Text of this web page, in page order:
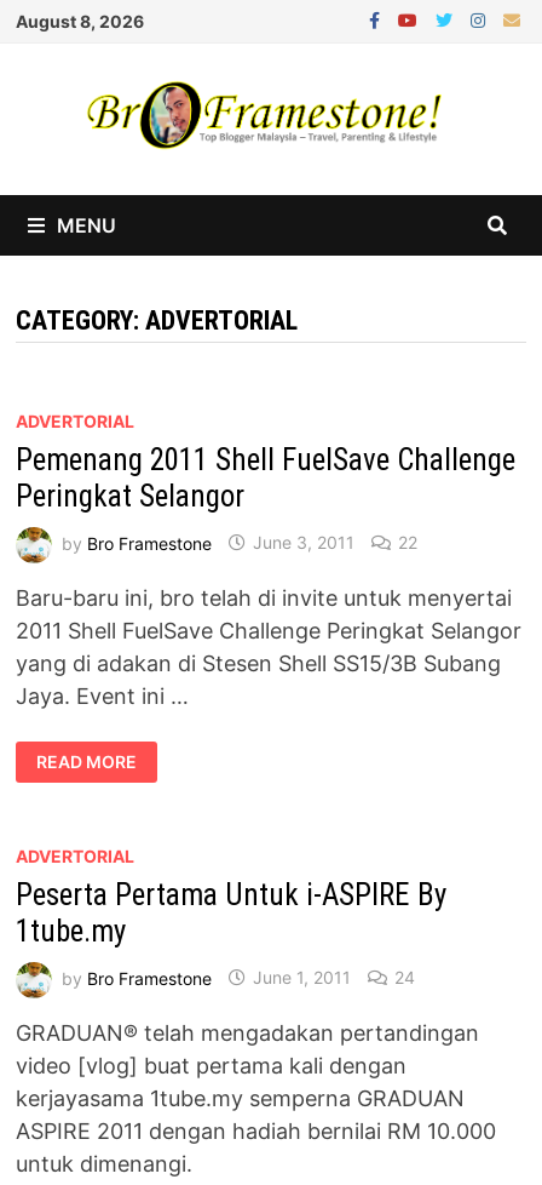
Skip
August 8, 2026
MENU
CATEGORY:ADVERTORIAL
ADVERTORIAL
Pemenang 2011 Shell FuelSave Challenge
Peringkat Selangor
by Bro Framestone June 3, 2011 22
Baru-baru ini, bro telah di invite untuk menyertai
2011 Shell FuelSave Challenge Peringkat Selangor
yang di adakan di Stesen Shell SS15/3B Subang
Jaya. Event ini …
PEMENANG
2011
SHELL
SELANGOR
READ MORE
ADVERTORIAL
Peserta Pertama Untuk i-ASPIRE By
1tube.my
by Bro Framestone June 1, 2011 24
GRADUAN® telah mengadakan pertandingan
video [vlog] buat pertama kali dengan
kerjayasama 1tube.my semperna GRADUAN
ASPIRE 2011 dengan hadiah bernilai RM 10.000
untuk dimenangi.